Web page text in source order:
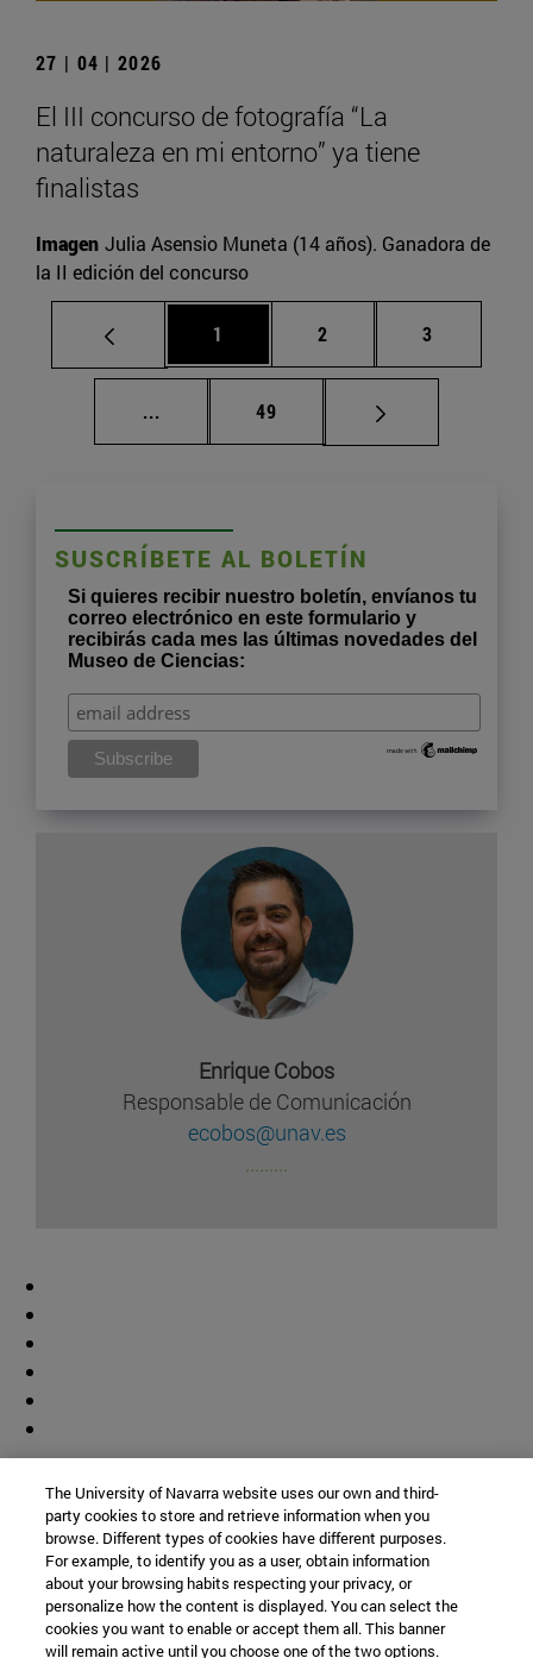
27 | 04 | 2026
El III concurso de fotografía “La
naturaleza en mi entorno” ya tiene
finalistas
Imagen Julia Asensio Muneta (14 años). Ganadora de
la II edición del concurso
Página
1 Página
2 Página
3
... Páginas intermedias Use TAB para
Página
49
SUSCRÍBETE AL BOLETÍN
Si quieres recibir nuestro boletín, envíanos tu
correo electrónico en este formulario y
recibirás cada mes las últimas novedades del
Museo de Ciencias:
Enrique Cobos
Responsable de Comunicación
ecobos@unav.es
.........
© Universidad de Navarra
The University of Navarra website uses our own and third-
party cookies to store and retrieve information when you
browse. Different types of cookies have different purposes.
For example, to identify you as a user, obtain information
about your browsing habits respecting your privacy, or
personalize how the content is displayed. You can select the
cookies you want to enable or accept them all. This banner
will remain active until you choose one of the two options.